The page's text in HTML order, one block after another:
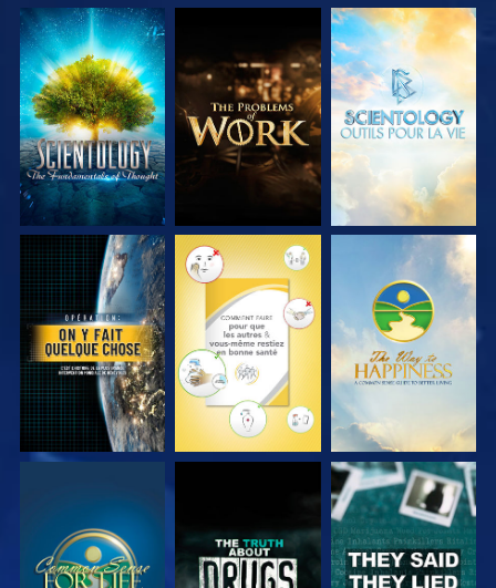
DÉCOUVRIR LES
SÉRIES
DÉCOUVRIR LES
SÉRIES
DÉCOUVRIR LES
SÉRIES
REGARDER REGARDER REGARDER
REGARDER REGARDER REGARDER